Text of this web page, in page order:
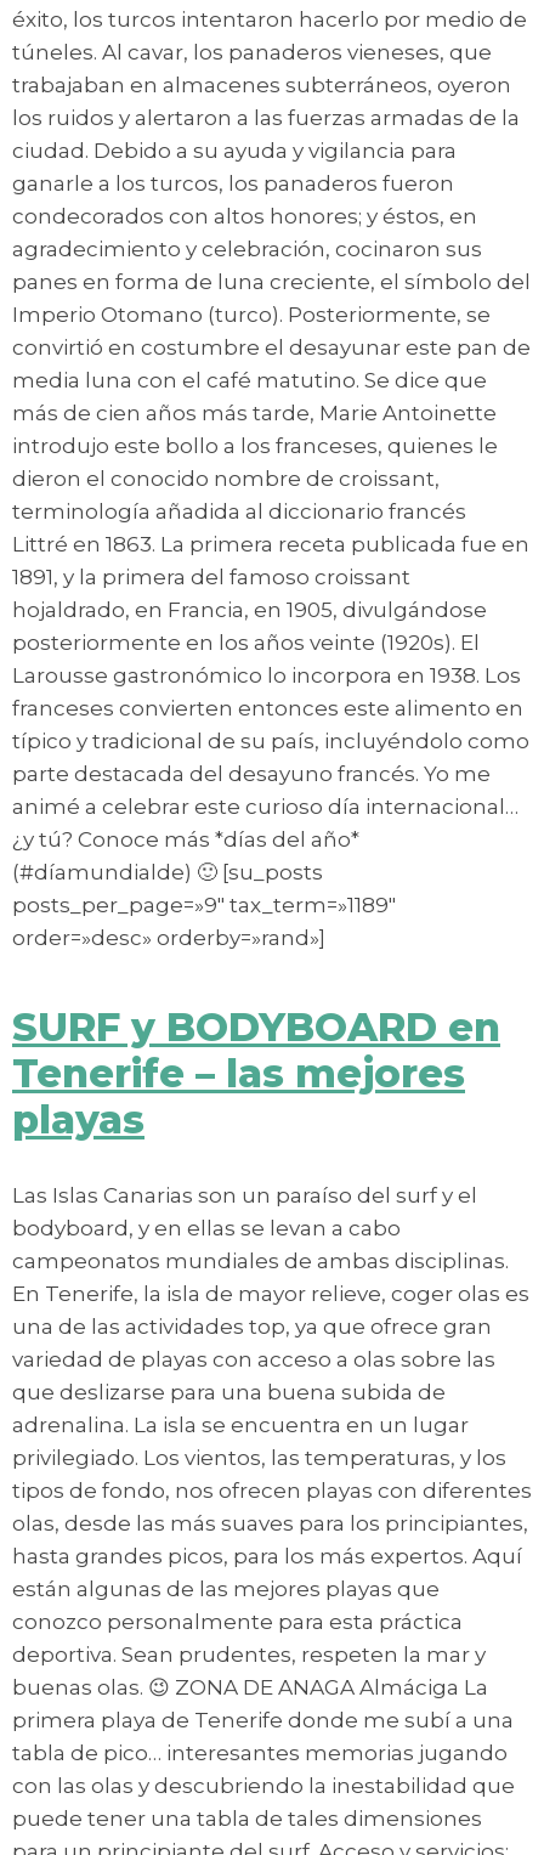
éxito, los turcos intentaron hacerlo por medio de
túneles. Al cavar, los panaderos vieneses, que
trabajaban en almacenes subterráneos, oyeron
los ruidos y alertaron a las fuerzas armadas de la
ciudad. Debido a su ayuda y vigilancia para
ganarle a los turcos, los panaderos fueron
condecorados con altos honores; y éstos, en
agradecimiento y celebración, cocinaron sus
panes en forma de luna creciente, el símbolo del
Imperio Otomano (turco). Posteriormente, se
convirtió en costumbre el desayunar este pan de
media luna con el café matutino. Se dice que
más de cien años más tarde, Marie Antoinette
introdujo este bollo a los franceses, quienes le
dieron el conocido nombre de croissant,
terminología añadida al diccionario francés
Littré en 1863. La primera receta publicada fue en
1891, y la primera del famoso croissant
hojaldrado, en Francia, en 1905, divulgándose
posteriormente en los años veinte (1920s). El
Larousse gastronómico lo incorpora en 1938. Los
franceses convierten entonces este alimento en
típico y tradicional de su país, incluyéndolo como
parte destacada del desayuno francés. Yo me
animé a celebrar este curioso día internacional…
¿y tú? Conoce más *días del año*
(#díamundialde) 🙂 [su_posts
posts_per_page=»9″ tax_term=»1189″
order=»desc» orderby=»rand»]
SURF y BODYBOARD en
Tenerife – las mejores
playas
Las Islas Canarias son un paraíso del surf y el
bodyboard, y en ellas se levan a cabo
campeonatos mundiales de ambas disciplinas.
En Tenerife, la isla de mayor relieve, coger olas es
una de las actividades top, ya que ofrece gran
variedad de playas con acceso a olas sobre las
que deslizarse para una buena subida de
adrenalina. La isla se encuentra en un lugar
privilegiado. Los vientos, las temperaturas, y los
tipos de fondo, nos ofrecen playas con diferentes
olas, desde las más suaves para los principiantes,
hasta grandes picos, para los más expertos. Aquí
están algunas de las mejores playas que
conozco personalmente para esta práctica
deportiva. Sean prudentes, respeten la mar y
buenas olas. 😉 ZONA DE ANAGA Almáciga La
primera playa de Tenerife donde me subí a una
tabla de pico… interesantes memorias jugando
con las olas y descubriendo la inestabilidad que
puede tener una tabla de tales dimensiones